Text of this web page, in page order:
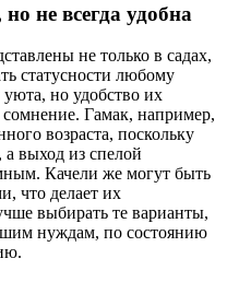
не всегда удобна
не только в садах,
статусности любому
уюта, но удобство их
сомнение. Гамак, например,
возраста, поскольку
выход из спелой
Качели же могут быть
что делает их
выбирать те варианты,
нуждам, по состоянию